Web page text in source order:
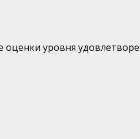
оценки уровня